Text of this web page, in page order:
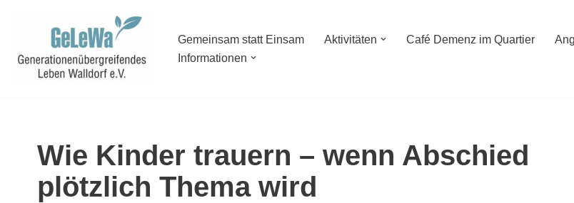
Inhalt
springen
Gemeinsam statt Einsam Aktivitäten Café Demenz im Quartier
Informationen
Wie Kinder trauern – wenn Abschied
plötzlich Thema wird